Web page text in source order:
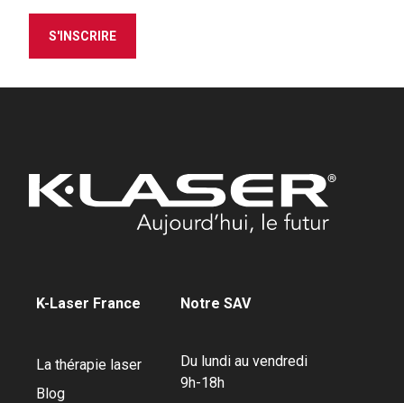
S'INSCRIRE
K-Laser France
La thérapie laser
Blog
Notre SAV
Du lundi au vendredi
9h-18h